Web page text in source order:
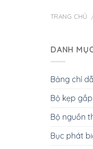
TRANG CHỦ
DANH
Bảng chỉ
Bộ kẹp
Bộ nguồn
Bục phát